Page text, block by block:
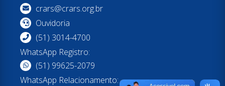
crars@crars.org.br
Ouvidoria
(51) 3014-4700
WhatsApp Registro:
(51) 99625-2079
WhatsApp Relacionamento: